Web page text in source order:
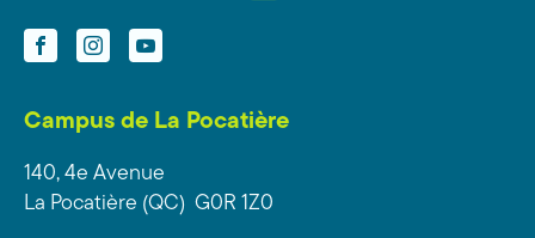
FacebookInstagramYouTube
Campus de La Pocatière
140, 4e Avenue
La Pocatière (QC) G0R 1Z0